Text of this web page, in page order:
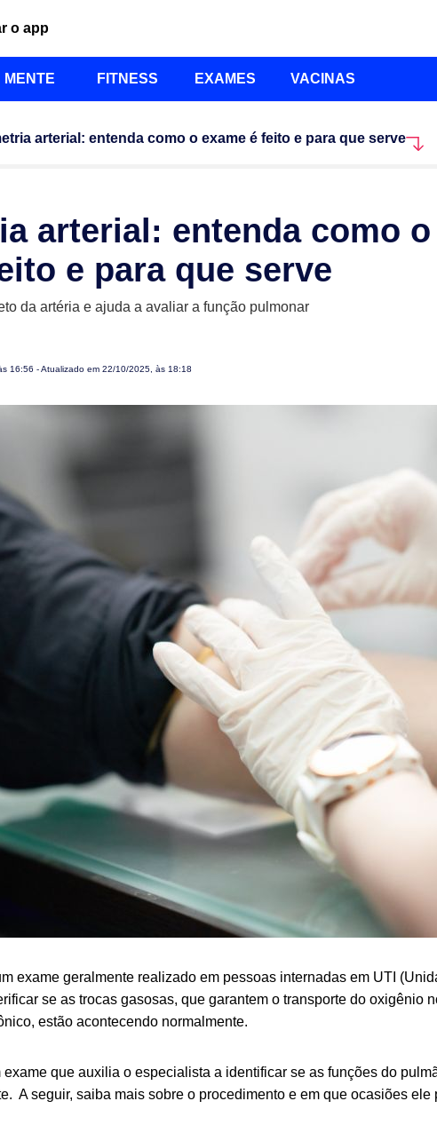
o app
MENTE FITNESS EXAMES VACINAS
arterial: entenda como o exame é feito e para que serve
arterial: entenda como o
e para que serve
da artéria e ajuda a avaliar a função pulmonar
16:56 - Atualizado em 22/10/2025, às 18:18
exame geralmente realizado em pessoas internadas em UTI
se as trocas gasosas, que garantem o transporte do oxigênio
estão acontecendo normalmente.
exame que auxilia o especialista a identificar se as funções do
A seguir, saiba mais sobre o procedimento e em que ocasiões ele